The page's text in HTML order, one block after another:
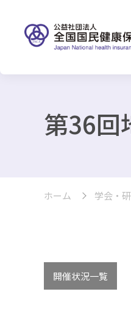
第36
ホーム 学会・
開催状況一覧